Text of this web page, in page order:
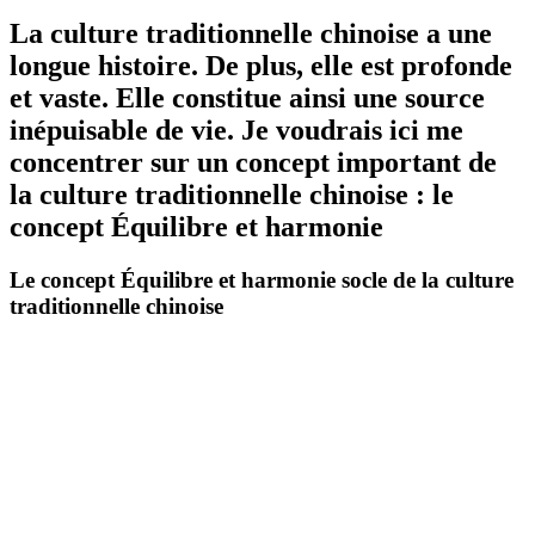
La culture traditionnelle chinoise a une
longue histoire. De plus, elle est profonde
et vaste. Elle constitue ainsi une source
inépuisable de vie. Je voudrais ici me
concentrer sur un concept important de
la culture traditionnelle chinoise : le
concept Équilibre et harmonie
Le concept Équilibre et harmonie socle de la culture
traditionnelle chinoise